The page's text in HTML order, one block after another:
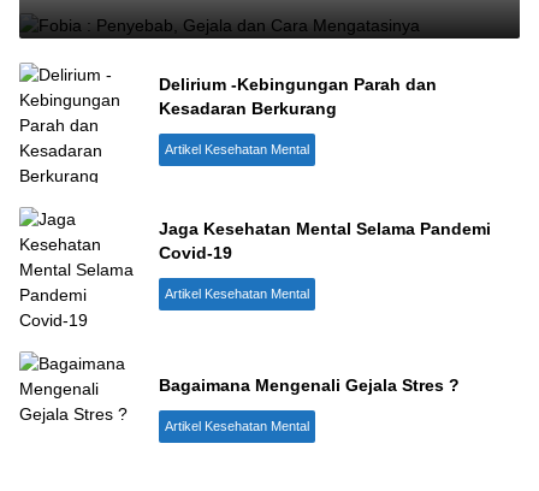
Delirium -Kebingungan Parah dan
Kesadaran Berkurang
Artikel Kesehatan Mental
Jaga Kesehatan Mental Selama Pandemi
Covid-19
Artikel Kesehatan Mental
Bagaimana Mengenali Gejala Stres ?
Artikel Kesehatan Mental